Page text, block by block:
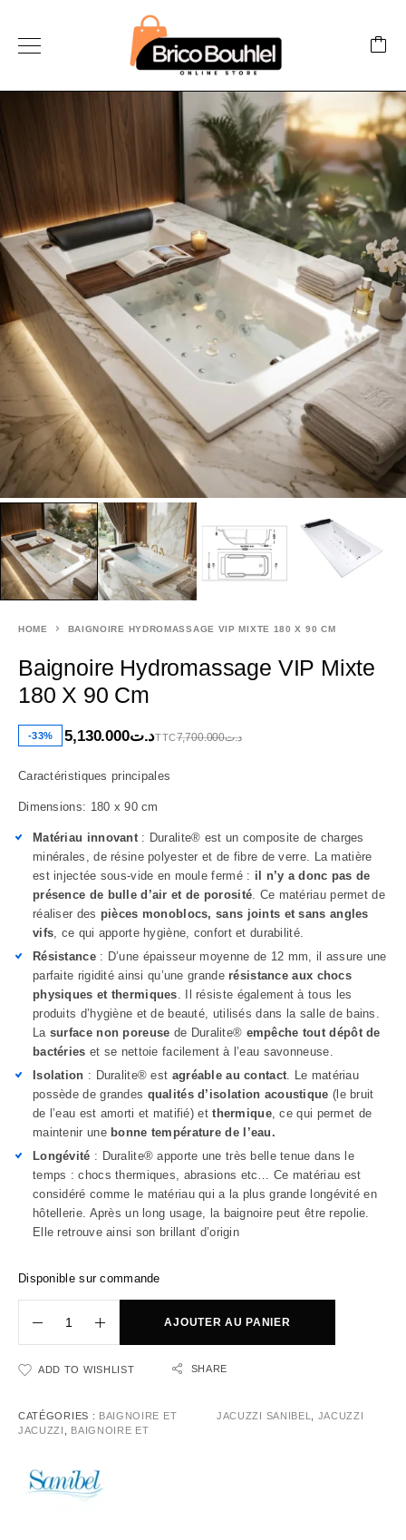
HOME BAIGNOIRE HYDROMASSAGE VIP MIXTE 180 X 90 CM
Baignoire Hydromassage VIP Mixte
180 X 90 Cm
-33% د.ت7,700.000 د.ت5,130.000 TTC
Caractéristiques principales
Dimensions: 180 x 90 cm
Matériau innovant: Duralite® est un composite de charges
minérales, de résine polyester et de fibre de verre. La matière
est injectée sous-vide en moule fermé : il n’y a donc pas de
présence de bulle d’air et de porosité. Ce matériau permet de
réaliser des pièces monoblocs, sans joints et sans angles
vifs, ce qui apporte hygiène, confort et durabilité.
Résistance : D’une épaisseur moyenne de 12 mm, il assure une
parfaite rigidité ainsi qu’une grande résistance aux chocs
physiques et thermiques. Il résiste également à tous les
produits d’hygiène et de beauté, utilisés dans la salle de bains.
La surface non poreuse de Duralite® empêche tout dépôt de
bactéries et se nettoie facilement à l’eau savonneuse.
Isolation : Duralite® est agréable au contact. Le matériau
possède de grandes qualités d’isolation acoustique (le bruit
de l’eau est amorti et matifié) etthermique, ce qui permet de
maintenir unebonne température de l’eau.
Longévité : Duralite® apporte une très belle tenue dans le
temps : chocs thermiques, abrasions etc… Ce matériau est
considéré comme le matériau qui a la plus grande longévité en
hôtellerie. Après un long usage, la baignoire peut être repolie.
Elle retrouve ainsi son brillant d’origin
Disponible sur commande
AJOUTER AU PANIER
ADD TO WISHLIST SHARE
CATÉGORIES : BAIGNOIRE ET
JACUZZI
BAIGNOIRE ET
JACUZZI SANIBEL JACUZZI